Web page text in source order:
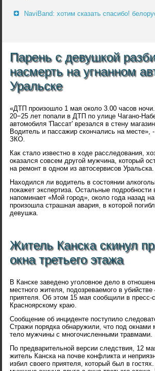
NaviBand: хотим сказать спасибо!
Парень с девушкой
насмерть на угнанном
Уральске
«ДТП произошло 1 мая около 3.00 часов
20−25 лет попали в ДТП по улице Чагано-
автомобиля 'Пассат' врезался в стену
Водитель и пассажир скончались на
ЗКО.
Как стало известно в ходе расследования,
оказался совсем другой мужчина, который
на ремонт в одном из автосервисов Уральска.
Находился ли водитель в состоянии
покажет экспертиза. Остальные
напоминает «Мой город», около года назад
произошла страшная авария, в которой
девушка.
Житель Канска скинул
окна третьего этажа
В Канске заведено уголовное дело в
местного жителя, подозреваемого в убийстве
приятеля. Об этом 15 мая сообщили в
Красноярскому краю.
Сообщение об инциденте поступило
Стражи порядка обнаружили, что под окнами
тело мужчины с многочисленными травмами.
По предварительной версии следствия, 12
житель Канска на почве конфликта и
избил своего приятеля, который был в